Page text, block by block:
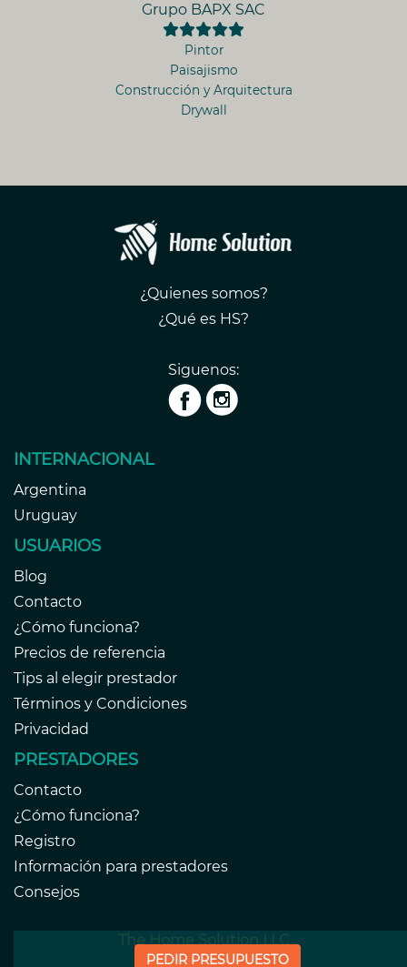
PEDIR PRESUPUESTO
Grupo BAPX SAC
Pintor
Paisajismo
Construcción y Arquitectura
Drywall
¿Quienes somos?
¿Qué es HS?
Siguenos:
INTERNACIONAL
Argentina
Uruguay
USUARIOS
Blog
Contacto
¿Cómo funciona?
Precios de referencia
Tips al elegir prestador
Términos y Condiciones
Privacidad
PRESTADORES
Contacto
¿Cómo funciona?
Registro
Información para prestadores
Consejos
The Home Solution LLC